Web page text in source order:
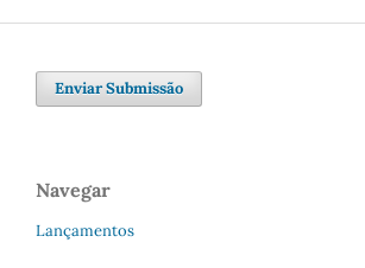
Enviar Submissão
Navegar
Lançamentos